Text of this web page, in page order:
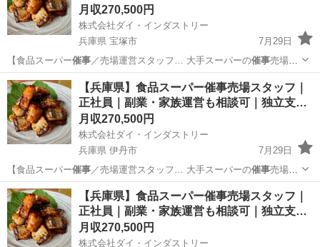
月収270,500円
株式会社ダイ・インダストリー
兵庫県 宝塚市
7月29日
【食品スーパー催事 ／売場運営スタッフ… 大手スーパーの催事売場で
海産物・珍味… など大手スーパーの催事売場で、 海産物…
兵庫 宝塚市 販売 催事
【兵庫県】食品スーパー催事売場スタッフ｜
正社員｜副業・家族運営も相談可｜独立支…
月収270,500円
株式会社ダイ・インダストリー
兵庫県 伊丹市
7月29日
【食品スーパー催事 ／売場運営スタッフ… 大手スーパーの催事売場で
海産物・珍味… など大手スーパーの催事売場で、 海産物…
兵庫 伊丹市 販売 催事
【兵庫県】食品スーパー催事売場スタッフ｜
正社員｜副業・家族運営も相談可｜独立支…
月収270,500円
株式会社ダイ・インダストリー